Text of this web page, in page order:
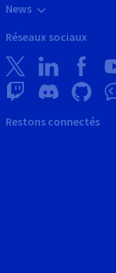
News
Réseaux sociaux
Restons connectés